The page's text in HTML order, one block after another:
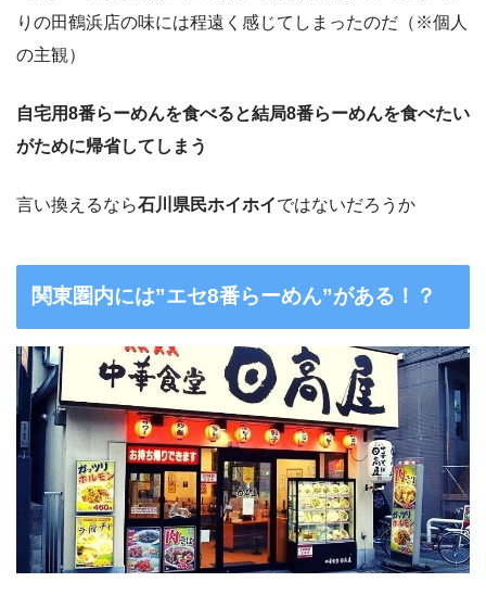
りの田鶴浜店の味には程遠く感じてしまったのだ（※個人
の主観）
自宅用8番らーめんを食べると結局8番らーめんを食べたい
がために帰省してしまう
言い換えるなら石川県民ホイホイではないだろうか
関東圏内には”エセ8番らーめん”がある！？